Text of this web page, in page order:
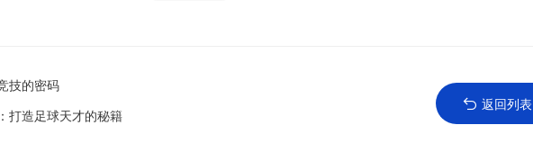
技的密码
打造足球天才的秘籍
返回列表